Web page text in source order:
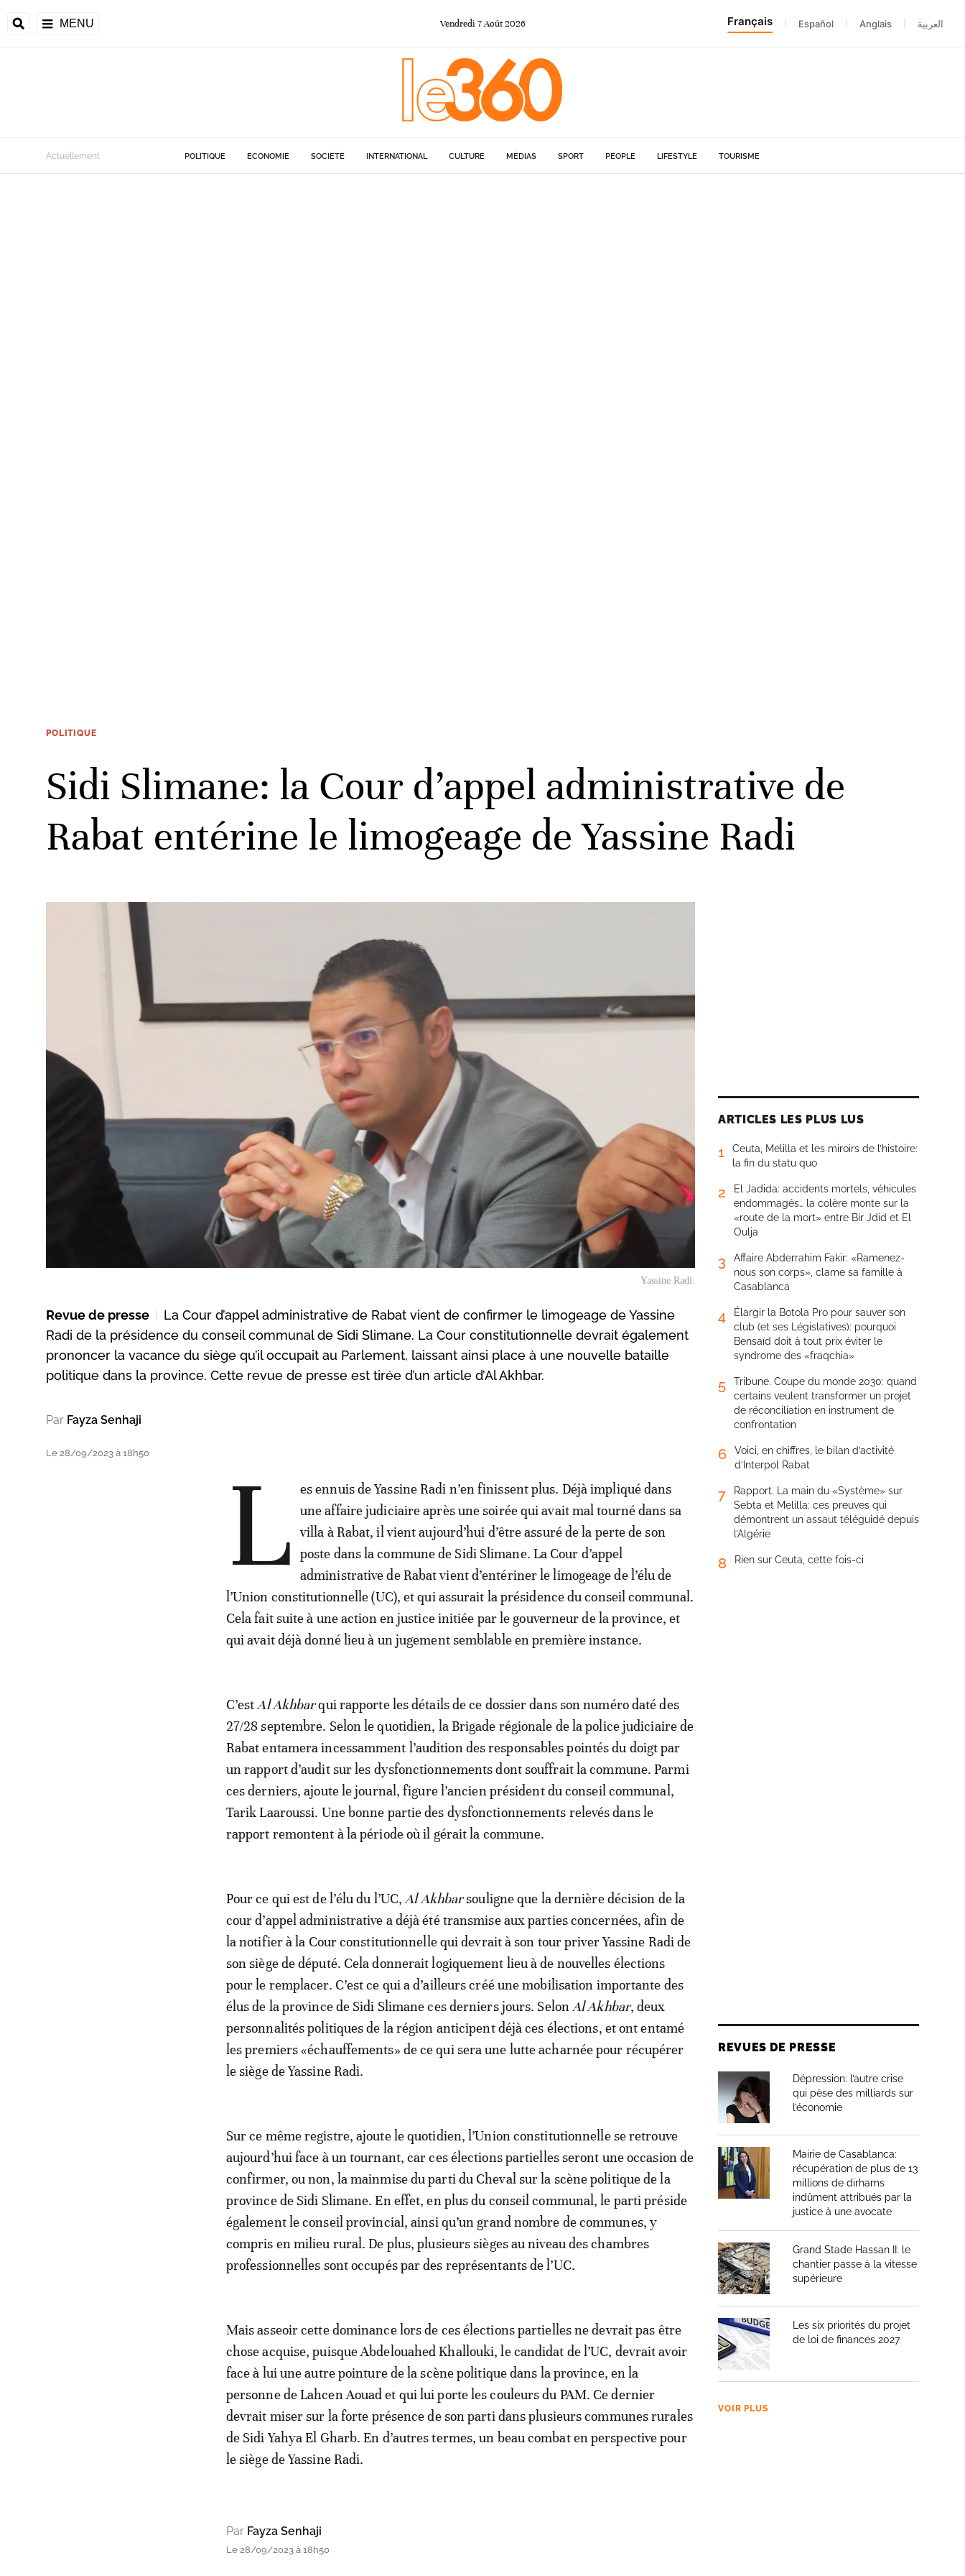
MENU Vendredi 7Août 2026 Français Español Anglais العربية
Actuellement POLITIQUE ECONOMIE SOCIÉTÉ INTERNATIONAL CULTURE MÉDIAS SPORT PEOPLE LIFESTYLE TOURISME
POLITIQUE
Sidi Slimane: la Cour d’appel administrative de
Rabat entérine le limogeage de Yassine Radi
Yassine Radi.
Revue de presse
La Cour d’appel administrative de Rabat vient de confirmer le limogeage de Yassine
Radi de la présidence du conseil communal de Sidi Slimane. La Cour constitutionnelle devrait également
prononcer la vacance du siège qu’il occupait au Parlement, laissant ainsi place à une nouvelle bataille
politique dans la province. Cette revue de presse est tirée d’un article d’Al Akhbar.
Par Fayza Senhaji
Le 28/09/2023 à 18h50 L
es ennuis de Yassine Radi n’en finissent plus. Déjà impliqué dans
une affaire judiciaire après une soirée qui avait mal tourné dans sa
villa à Rabat, il vient aujourd’hui d’être assuré de la perte de son
poste dans la commune de Sidi Slimane. La Cour d’appel
administrative de Rabat vient d’entériner le limogeage de l’élu de
l’Union constitutionnelle (UC), et qui assurait la présidence du conseil communal.
Cela fait suite à une action en justice initiée par le gouverneur de la province, et
qui avait déjà donné lieu à un jugement semblable en première instance.
C’est Al Akhbarqui rapporte les détails de ce dossier dans son numéro daté des
27/28 septembre. Selon le quotidien, la Brigade régionale de la police judiciaire de
Rabat entamera incessamment l’audition des responsables pointés du doigt par
un rapport d’audit sur les dysfonctionnements dont souffrait la commune. Parmi
ces derniers, ajoute le journal, figure l’ancien président du conseil communal,
Tarik Laaroussi. Une bonne partie des dysfonctionnements relevés dans le
rapport remontent à la période où il gérait la commune.
Pour ce qui est de l’élu du l’UC, Al Akhbarsouligne que la dernière décision de la
cour d’appel administrative a déjà été transmise aux parties concernées, afin de
la notifier à la Cour constitutionnelle qui devrait à son tour priver Yassine Radi de
son siège de député. Cela donnerait logiquement lieu à de nouvelles élections
pour le remplacer. C’est ce qui a d’ailleurs créé une mobilisation importante des
élus de la province de Sidi Slimane ces derniers jours. Selon Al Akhbar, deux
personnalités politiques de la région anticipent déjà ces élections, et ont entamé
les premiers «échauffements» de ce qui sera une lutte acharnée pour récupérer
le siège de Yassine Radi.
Sur ce même registre, ajoute le quotidien, l’Union constitutionnelle se retrouve
aujourd’hui face à un tournant, car ces élections partielles seront une occasion de
confirmer, ou non, la mainmise du parti du Cheval sur la scène politique de la
province de Sidi Slimane. En effet, en plus du conseil communal, le parti préside
également le conseil provincial, ainsi qu’un grand nombre de communes, y
compris en milieu rural. De plus, plusieurs sièges au niveau des chambres
professionnelles sont occupés par des représentants de l’UC.
Mais asseoir cette dominance lors de ces élections partielles ne devrait pas être
chose acquise, puisque Abdelouahed Khallouki, le candidat de l’UC, devrait avoir
face à lui une autre pointure de la scène politique dans la province, en la
personne de Lahcen Aouad et qui lui porte les couleurs du PAM. Ce dernier
devrait miser sur la forte présence de son parti dans plusieurs communes rurales
de Sidi Yahya El Gharb. En d’autres termes, un beau combat en perspective pour
le siège de Yassine Radi.
Par Fayza Senhaji
Le 28/09/2023 à 18h50
ARTICLES LES PLUS LUS
1
Ceuta, Melilla et les miroirs de l’histoire:
la fin du statu quo
2
El Jadida: accidents mortels, véhicules
endommagés… la colère monte sur la
«route de la mort» entre Bir Jdid et El
Oulja
3
Affaire Abderrahim Fakir: «Ramenez-
nous son corps», clame sa famille à
Casablanca
4
Élargir la Botola Pro pour sauver son
club (et ses Législatives): pourquoi
Bensaïd doit à tout prix éviter le
syndrome des «fraqchia»
5
Tribune. Coupe du monde 2030: quand
certains veulent transformer un projet
de réconciliation en instrument de
confrontation
6
Voici, en chiffres, le bilan d’activité
d’Interpol Rabat
7
Rapport. La main du «Système» sur
Sebta et Melilla: ces preuves qui
démontrent un assaut téléguidé depuis
l’Algérie
8 Rien sur Ceuta, cette fois-ci
REVUES DE PRESSE
Dépression: l’autre crise
qui pèse des milliards sur
l’économie
Mairie de Casablanca:
récupération de plus de 13
millions de dirhams
indûment attribués par la
justice à une avocate
Grand Stade Hassan II: le
chantier passe à la vitesse
supérieure
Les six priorités du projet
de loi de finances 2027
VOIR PLUS